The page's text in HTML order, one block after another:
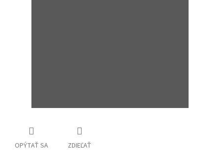
OPÝTAŤ SA ZDIEĽAŤ